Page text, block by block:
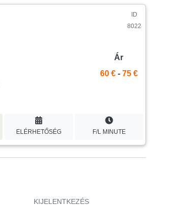
ID
8022
Ár
60 € - 75 €
ELÉRHETŐSÉG F/L MINUTE
KIJELENTKEZÉS